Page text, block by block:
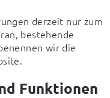
derzeit nur zum
bestehende
wir die
Funktionen